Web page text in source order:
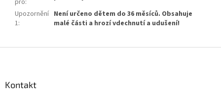
Upozornění
1:
Není určeno dětem do 36 měsíců. Obsahuje
malé části a hrozí vdechnutí a udušení!
Kontakt